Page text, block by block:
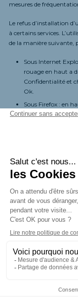
mesures de
Le refus d’installation
à certains services.
de la manière suivante,
Sous Internet
rouage en haut a
Confidentialité et
Ok.
Sous Firefox : en
bouton Firefox,
Paramétrez les
personnalisés
les cookies.
Sous Safari :
pictogramme de
Paramètres.
section «
Dans la section «
Sous Chrome :
pictogramme de
avancés. Dans la
Dans l’onglet «
9. Droit